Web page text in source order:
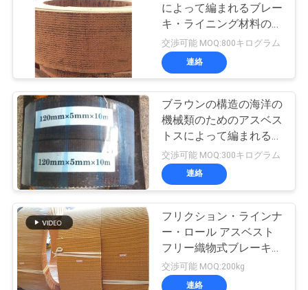
によって編まれるブレー
キ・ライニング材料のブ
レーキ バンドを並べる
編まれたロール
交渉可能 MOQ:800キログラム
連絡
ブラウンの構造の海洋の
機械類のためのアスベス
トスによって編まれるブ
レーキ・ライニング
交渉可能 MOQ:300キログラム
連絡
フリクション・ラインナ
ー・ロール アスベスト
フリー織物式ブレーキ・
ラインナー・ロール フ
リクション・ロール
交渉可能 MOQ:200kg
連絡